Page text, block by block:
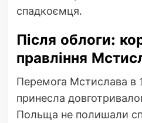
спадкоємця.
Після облоги:
правління
Перемога Мстислава в
принесла
Польща не полишали